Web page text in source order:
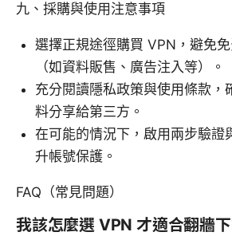
九、採購與使用注意事項
選擇正規途徑購買 VPN，避免
（如資料販售、廣告注入等）。
充分閱讀隱私政策與使用條款，
料分享給第三方。
在可能的情況下，啟用兩步驗證
升帳號保護。
FAQ（常見問題）
我該怎麼選 VPN 才適合翻牆